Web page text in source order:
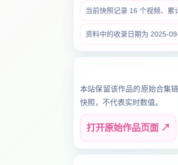
当前快照记录 16 个视频、累
资料中的收录日期为 2025-
本站保留该作品的原始合集
快照，不代表实时数值。
打开原始作品页面 ↗